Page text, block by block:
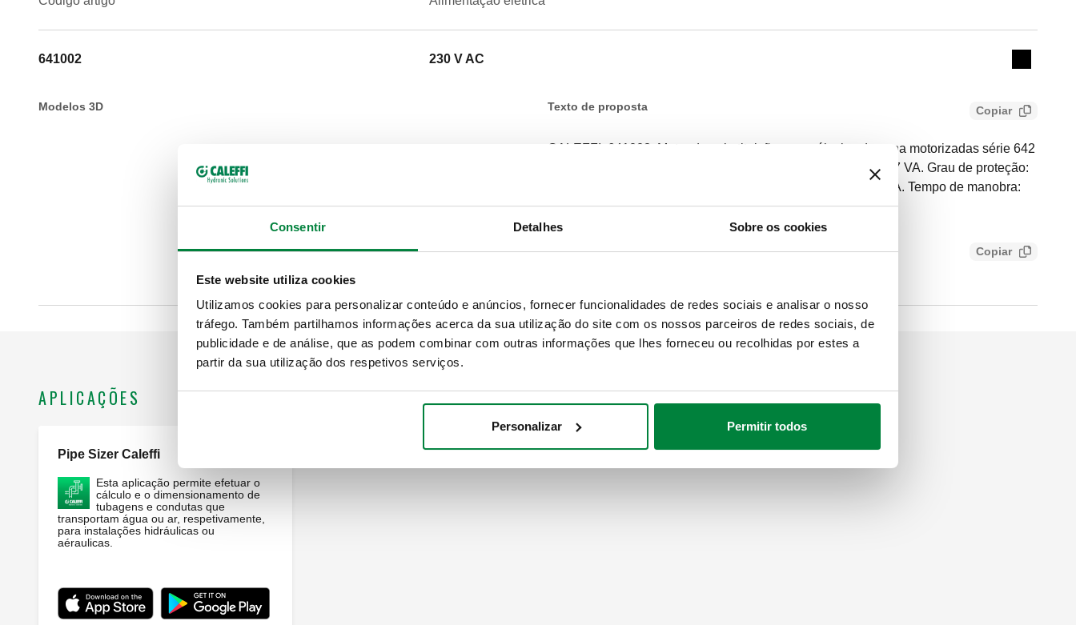
Consentir Detalhes Sobre os cookies
Este website utiliza cookies
Utilizamos cookies para personalizar conteúdo e anúncios, fornecer funcionalidades de redes sociais e analisar o nosso
tráfego. Também partilhamos informações acerca da sua utilização do site com os nossos parceiros de redes sociais, de
publicidade e de análise, que as podem combinar com outras informações que lhes forneceu ou recolhidas por estes a
partir da sua utilização dos respetivos serviços.
Personalizar Permitir todos
641002 230 V AC
Collapse
Modelos 3D Texto de proposta Copiar
CALEFFI, 641002. Motor de substituição para válvulas de zona motorizadas série 642
e 643. Alimentação elétrica: 230 V AC. Consumo em regime: 7 VA. Grau de proteção:
IP 65. Corrente contacto microinterruptor auxiliar (230 V): 0,8 A. Tempo de manobra:
5–7 s (tempo de fecho), 70–75 s (tempo de abertura).
Copiar
APLICAÇÕES
Pipe Sizer Caleffi
Esta aplicação permite efetuar o
cálculo e o dimensionamento de
tubagens e condutas que
transportam água ou ar, respetivamente,
para instalações hidráulicas ou
aéraulicas.